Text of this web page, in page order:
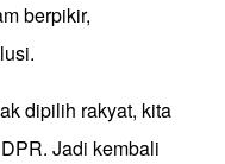
berpikir,
dipilih rakyat, kita
Jadi kembali